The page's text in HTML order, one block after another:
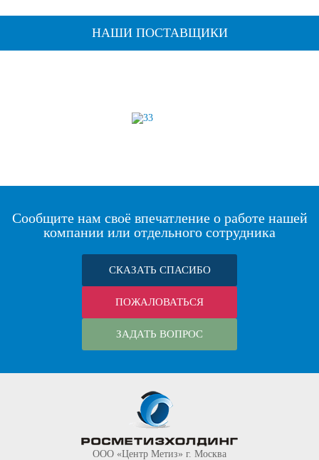
НАШИ ПОСТАВЩИКИ
Сообщите нам своё впечатление о работе нашей
компании или отдельного сотрудника
СКАЗАТЬ СПАСИБО
ПОЖАЛОВАТЬСЯ
ЗАДАТЬ ВОПРОС
ООО «Центр Метиз» г. Москва